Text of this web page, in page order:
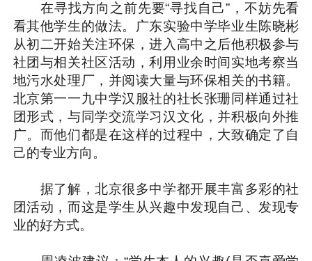
在寻找方向之前先要“寻找自己”，不妨先看
看其他学生的做法。广东实验中学毕业生陈晓彬
从初二开始关注环保，进入高中之后他积极参与
社团与相关社区活动，利用业余时间实地考察当
地污水处理厂，并阅读大量与环保相关的书籍。
北京第一一九中学汉服社的社长张珊同样通过社
团形式，与同学交流学习汉文化，并积极向外推
广。而他们都是在这样的过程中，大致确定了自
己的专业方向。
据了解，北京很多中学都开展丰富多彩的社
团活动，而这是学生从兴趣中发现自己、发现专
业的好方式。